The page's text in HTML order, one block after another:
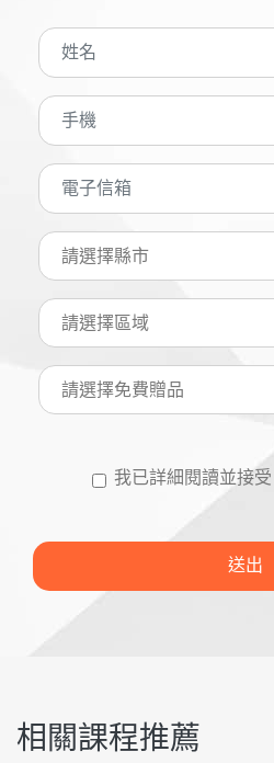
我已詳細閱讀並接受
相關課程推薦